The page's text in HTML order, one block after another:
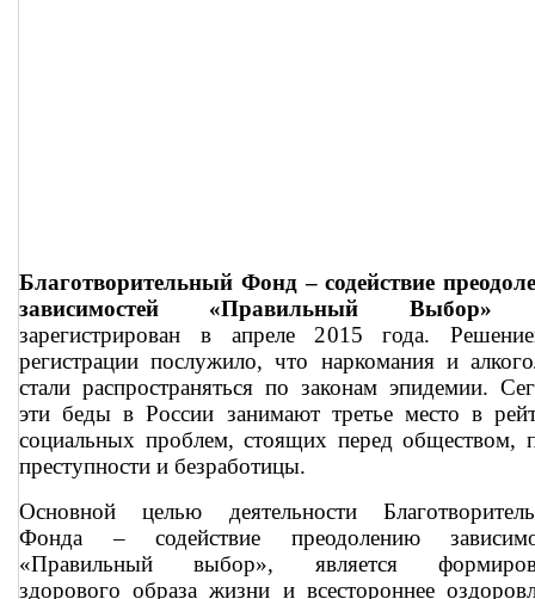
Благотворительный Фонд – содействие
зависимостей «Правильный Выбор»
зарегистрирован в апреле 2015 года.
регистрации послужило, что наркомания и
стали распространяться по законам эпидемии.
эти беды в России занимают третье место в
социальных проблем, стоящих перед обществом,
преступности и безработицы.
Основной целью деятельности
Фонда – содействие преодолению
«Правильный выбор», является
здорового образа жизни и всестороннее